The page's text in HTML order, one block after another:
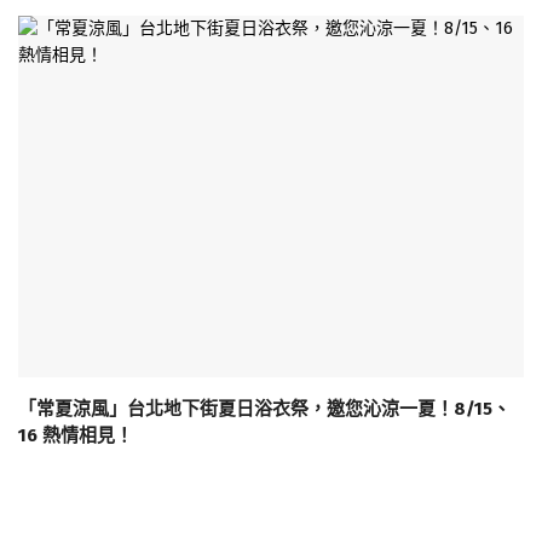
「常夏涼風」台北地下街夏日浴衣祭，邀您沁涼一夏！8/15、
16 熱情相見！